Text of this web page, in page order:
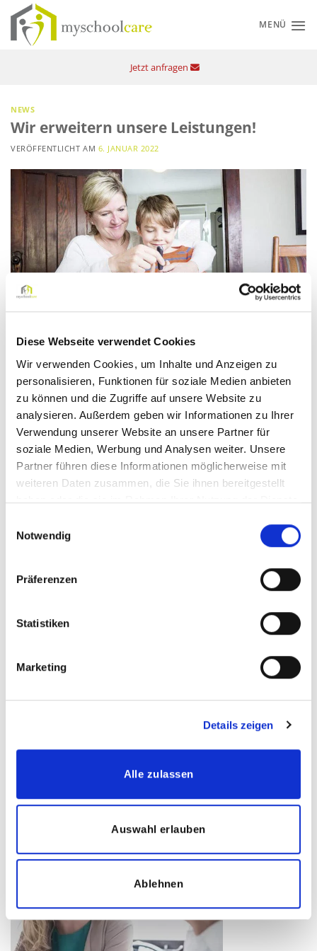
Diese Webseite verwendet Cookies
Wir verwenden Cookies, um Inhalte und Anzeigen zu
personalisieren, Funktionen für soziale Medien anbieten
zu können und die Zugriffe auf unsere Website zu
analysieren. Außerdem geben wir Informationen zu Ihrer
Verwendung unserer Website an unsere Partner für
soziale Medien, Werbung und Analysen weiter. Unsere
Partner führen diese Informationen möglicherweise mit
weiteren Daten zusammen, die Sie ihnen bereitgestellt
haben oder die sie im Rahmen Ihrer Nutzung der Dienste
Notwendig
Präferenzen
Statistiken
Marketing
Details zeigen
Alle zulassen
Auswahl erlauben
Ablehnen
Zum
Inhalt
springen
MENÜ
Jetzt anfragen
NEWS
Wir erweitern unsere Leistungen!
VERÖFFENTLICHT AM 6. JANUAR 2022
Sie haben ein Kind mit Diabetes Erkrankung und benötigen
eine Schulbegleitung, die die Überwachung des
Blutzuckerspiegels und die Insulinverabreichung via
Spritze/Pen sowie die korrekte Bedienung der Insulinpumpe
sicherstellt?
Wir möchten Ihnen und Ihrem Kind helfen und haben die
geeigneten Fachkräfte für Sie! Alle unsere Schulbegleiter
Ihren Kindern somit eine gute Unterstützung und Hilfe im
Nähere Informationen finden Sie
Suche
News
Kostenlose Beratung